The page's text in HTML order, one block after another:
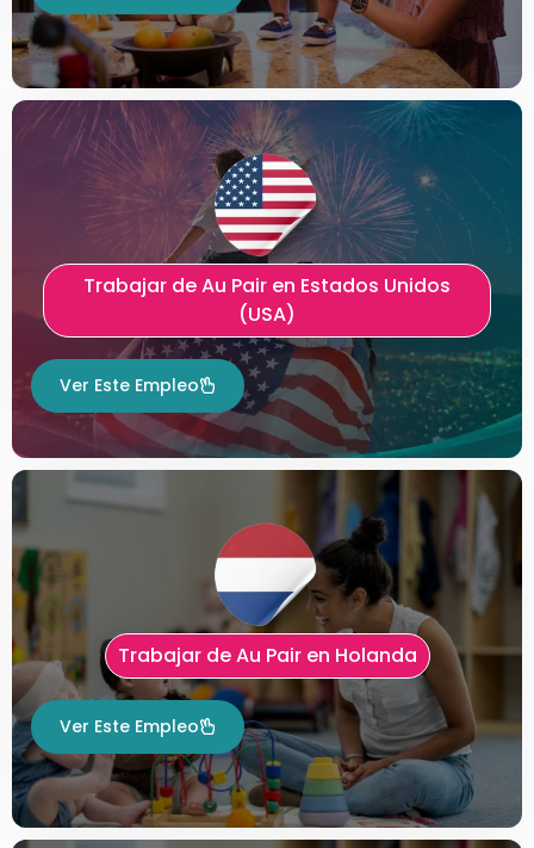
Trabajar de Au Pair en Estados Unidos
(USA)
Ver Este Empleo
Trabajar de Au Pair en Holanda
Ver Este Empleo